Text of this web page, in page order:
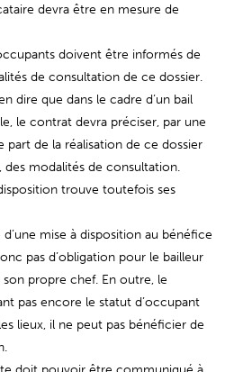
devra être en mesure de
doivent être informés de
de consultation de ce dossier.
dire que dans le cadre d’un bail
le contrat devra préciser, par une
part de la réalisation de ce dossier
des modalités de consultation.
trouve toutefois ses
d’une mise à disposition au bénéfice
pas d’obligation pour le bailleur
propre chef. En outre, le
pas encore le statut d’occupant
lieux, il ne peut pas bénéficier de